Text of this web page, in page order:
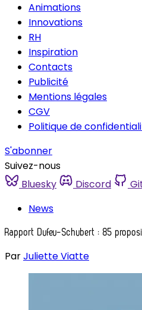
Animations
Innovations
RH
Inspiration
Contacts
Publicité
Mentions légales
CGV
Politique de
S'abonner
Suivez-nous
Bluesky
Discord
News
Rapport Dufeu-Schubert : 85
ParJuliette Viatte